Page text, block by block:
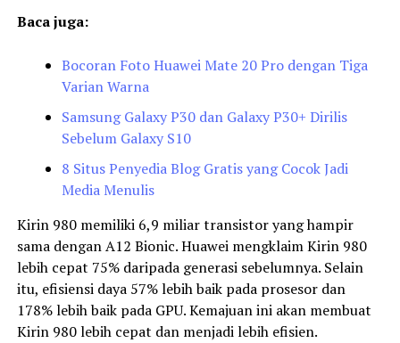
Baca juga:
Bocoran Foto Huawei Mate 20 Pro dengan Tiga
Varian Warna
Samsung Galaxy P30 dan Galaxy P30+ Dirilis
Sebelum Galaxy S10
8 Situs Penyedia Blog Gratis yang Cocok Jadi
Media Menulis
Kirin 980 memiliki 6,9 miliar transistor yang hampir
sama dengan A12 Bionic. Huawei mengklaim Kirin 980
lebih cepat 75% daripada generasi sebelumnya. Selain
itu, efisiensi daya 57% lebih baik pada prosesor dan
178% lebih baik pada GPU. Kemajuan ini akan membuat
Kirin 980 lebih cepat dan menjadi lebih efisien.